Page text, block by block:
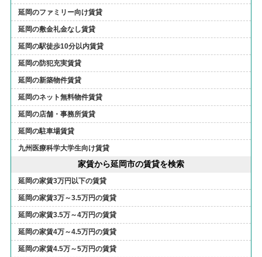
延岡のファミリー向け賃貸
延岡の敷金礼金なし賃貸
延岡の駅徒歩10分以内賃貸
延岡の防犯充実賃貸
延岡の新築物件賃貸
延岡のネット無料物件賃貸
延岡の店舗・事務所賃貸
延岡の駐車場賃貸
九州医療科学大学生向け賃貸
家賃から延岡市の賃貸を検索
延岡の家賃3万円以下の賃貸
延岡の家賃3万～3.5万円の賃貸
延岡の家賃3.5万～4万円の賃貸
延岡の家賃4万～4.5万円の賃貸
延岡の家賃4.5万～5万円の賃貸